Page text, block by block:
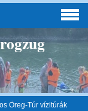
Öreg-Túr vízitúrák